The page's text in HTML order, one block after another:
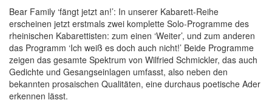
Bear Family ‘fängt jetzt an!’: In unserer Kabarett-Reihe
erscheinen jetzt erstmals zwei komplette Solo-Programme des
rheinischen Kabarettisten: zum einen ‘Weiter’, und zum anderen
das Programm ‘Ich weiß es doch auch nicht!’ Beide Programme
zeigen das gesamte Spektrum von Wilfried Schmickler, das auch
Gedichte und Gesangseinlagen umfasst, also neben den
bekannten prosaischen Qualitäten, eine durchaus poetische Ader
erkennen lässt.